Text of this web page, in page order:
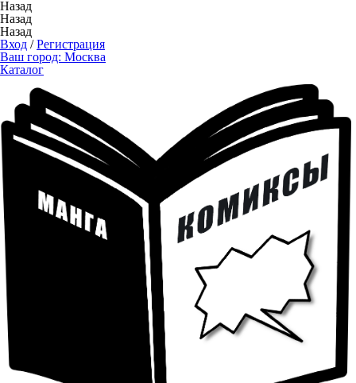
Назад
Назад
Назад
Вход /Регистрация
Ваш город: Москва
Каталог